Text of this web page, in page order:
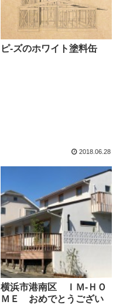
ピ-ズのホワイト塗料缶
2018.06.28
横浜市港南区 ＩＭ-ＨＯ
ＭＥ おめでとうござい